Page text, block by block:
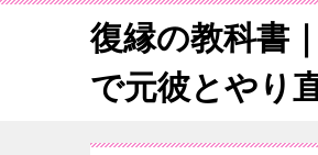
復縁の教科書
で元彼とやり